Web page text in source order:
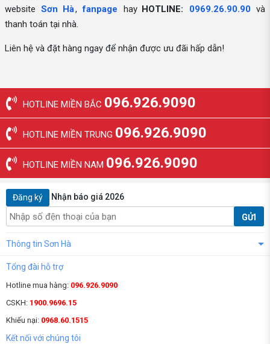
website Sơn Hà, fanpage hay HOTLINE: 0969.26.90.90 và
thanh toán tại nhà.
Liên hệ và đặt hàng ngay để nhận được ưu đãi hấp dẫn!
HOTLINE MIỀN BẮC 096.926.9090
HOTLINE MIỀN TRUNG 096.926.9090
HOTLINE MIỀN NAM 096.926.9090
Đăng ký Nhận báo giá 2026
GỬI
Thông tin Sơn Hà
Tổng đài hỗ trợ
Hotline mua hàng: 096.926.9090
CSKH: 1900.9696.15
Khiếu nại: 0968.60.1515
Kết nối với chúng tôi